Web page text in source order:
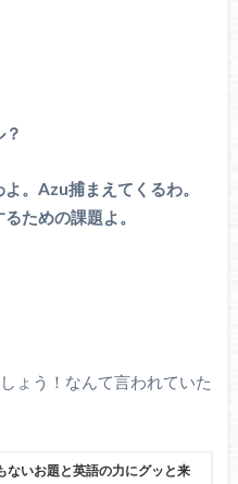
。Azu捕まえてくるわ。
ための課題よ。
ょう！なんて言われていた
ないお題と英語の力にグッと来